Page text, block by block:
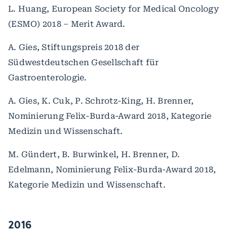
L. Huang, European Society for Medical Oncology
(ESMO) 2018 – Merit Award.
A. Gies, Stiftungspreis 2018 der
Südwestdeutschen Gesellschaft für
Gastroenterologie.
A. Gies, K. Cuk, P. Schrotz-King, H. Brenner,
Nominierung Felix-Burda-Award 2018, Kategorie
Medizin und Wissenschaft.
M. Gündert, B. Burwinkel, H. Brenner, D.
Edelmann, Nominierung Felix-Burda-Award 2018,
Kategorie Medizin und Wissenschaft.
2016